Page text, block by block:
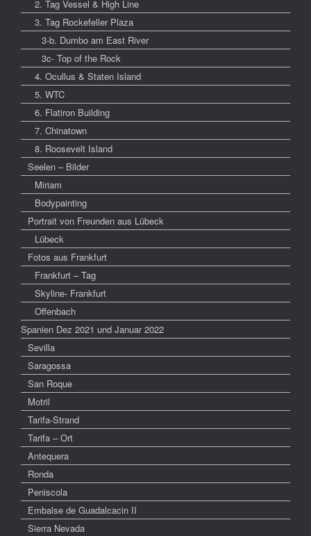
2. Tag Vessel & High Line
3. Tag Rockefeller Plaza
3-b. Dumbo am East River
3c- Top of the Rock
4. Ocullus & Staten Island
5. WTC
6. Flatiron Building
7. Chinatown
8. Roosevelt Island
Seelen – Bilder
Miriam
Bodypainting
Portrait von Freunden aus Lübeck
Lübeck
Fotos aus Frankfurt
Frankfurt – Tag
Skyline- Frankfurt
Offenbach
Spanien Dez 2021 und Januar 2022
Sevilla
Saragossa
San Roque
Motril
Tarifa-Strand
Tarifa – Ort
Antequera
Ronda
Peniscola
Embalse de Guadalcacin II
Sierra Nevada